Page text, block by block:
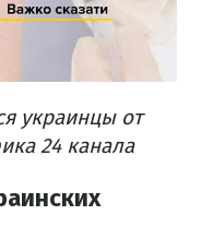
украинцы от
24 канала